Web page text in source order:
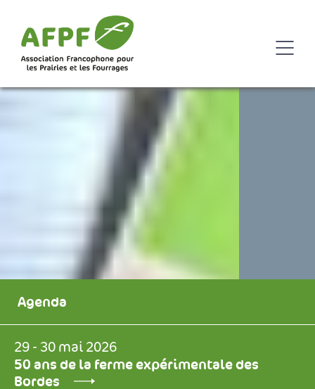
Agenda
29 - 30 mai 2026
50 ans de la ferme expérimentale des
Bordes